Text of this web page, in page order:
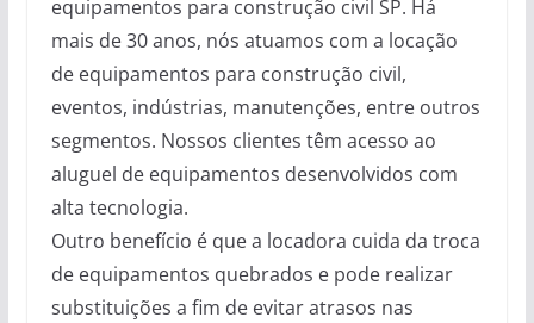
equipamentos para construção civil SP. Há
mais de 30 anos, nós atuamos com a locação
de equipamentos para construção civil,
eventos, indústrias, manutenções, entre outros
segmentos. Nossos clientes têm acesso ao
aluguel de equipamentos desenvolvidos com
alta tecnologia.
Outro benefício é que a locadora cuida da troca
de equipamentos quebrados e pode realizar
substituições a fim de evitar atrasos nas